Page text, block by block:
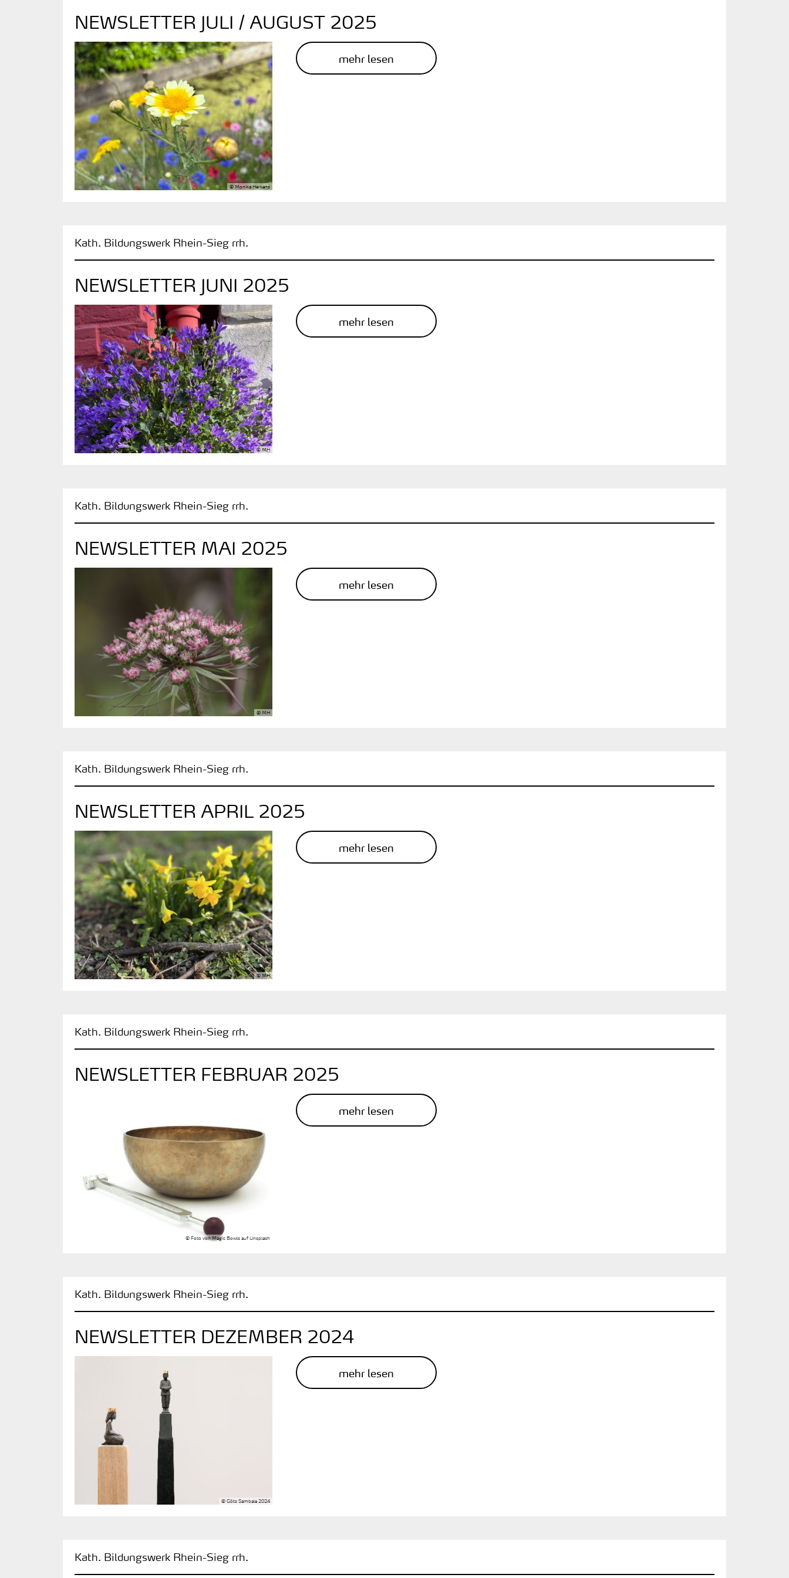
NEWSLETTER JULI / AUGUST 2025
© Monika Herkens
mehr lesen
Kath. Bildungswerk Rhein-Sieg rrh.
:
NEWSLETTER JUNI 2025
© MH
mehr lesen
Kath. Bildungswerk Rhein-Sieg rrh.
:
NEWSLETTER MAI 2025
© MH
mehr lesen
Kath. Bildungswerk Rhein-Sieg rrh.
:
NEWSLETTER APRIL 2025
© MH
mehr lesen
Kath. Bildungswerk Rhein-Sieg rrh.
:
NEWSLETTER FEBRUAR 2025
© Foto von Magic Bowls auf Unsplash
mehr lesen
Kath. Bildungswerk Rhein-Sieg rrh.
:
NEWSLETTER DEZEMBER 2024
© Götz Sambale 2024
mehr lesen
Kath. Bildungswerk Rhein-Sieg rrh.
: